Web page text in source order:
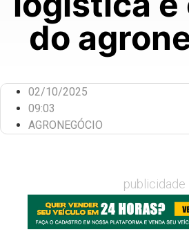
do
02/10/2025
09:03
AGRONEGÓCIO
publicidade